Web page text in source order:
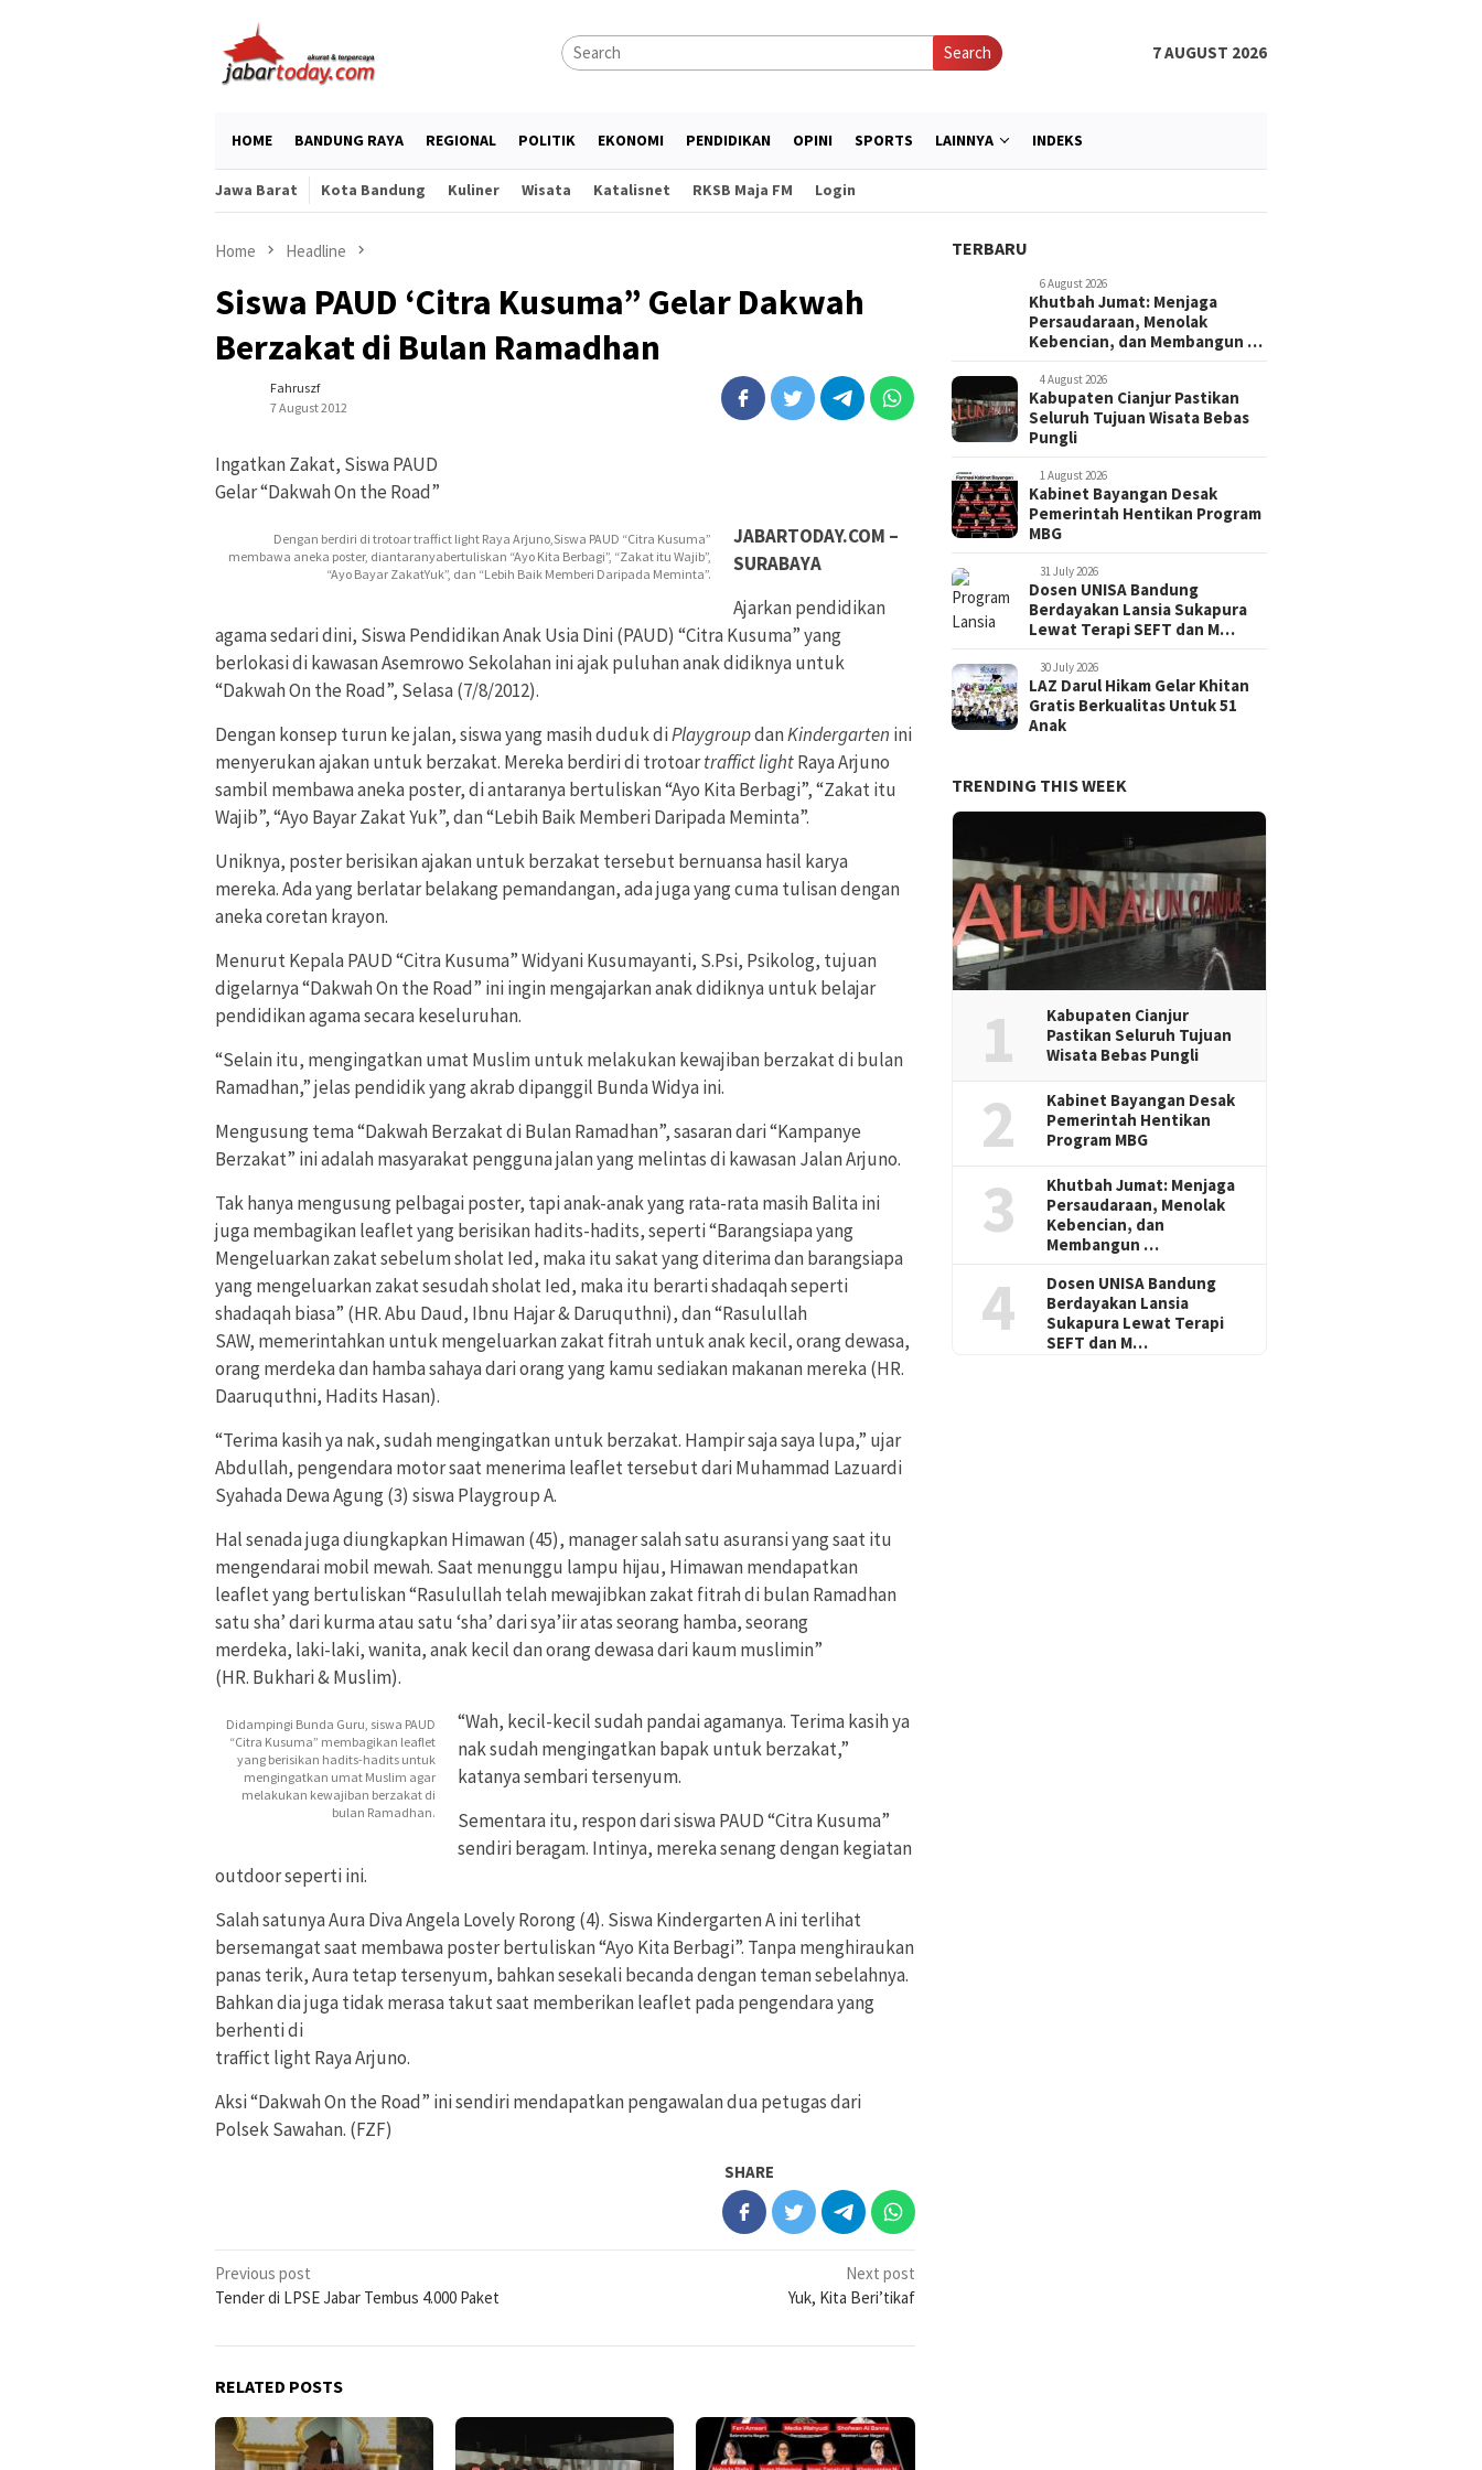
Search 7 AUGUST 2026
HOME BANDUNG RAYA REGIONAL POLITIK EKONOMI PENDIDIKAN OPINI SPORTS LAINNYA INDEKS
Jawa Barat Kota Bandung Kuliner Wisata Katalisnet RKSB Maja FM Login
Home Headline
Siswa PAUD ‘Citra Kusuma” Gelar Dakwah
Berzakat di Bulan Ramadhan
Fahruszf
7 August 2012
Ingatkan Zakat, Siswa PAUD
Gelar “Dakwah On the Road”
Dengan berdiri di trotoar traffict light Raya Arjuno,Siswa PAUD “Citra Kusuma”
membawa aneka poster, diantaranyabertuliskan “Ayo Kita Berbagi”, “Zakat itu Wajib”,
“Ayo Bayar ZakatYuk”, dan “Lebih Baik Memberi Daripada Meminta”.
JABARTODAY.COM –
SURABAYA
Ajarkan pendidikan
agama sedari dini, Siswa Pendidikan Anak Usia Dini (PAUD) “Citra Kusuma” yang
berlokasi di kawasan Asemrowo Sekolahan ini ajak puluhan anak didiknya untuk
“Dakwah On the Road”, Selasa (7/8/2012).
Dengan konsep turun ke jalan, siswa yang masih duduk diPlaygroupdanKindergarten ini
menyerukan ajakan untuk berzakat. Mereka berdiri di trotoartraffict lightRaya Arjuno
sambil membawa aneka poster, di antaranya bertuliskan “Ayo Kita Berbagi”, “Zakat itu
Wajib”, “Ayo Bayar Zakat Yuk”, dan “Lebih Baik Memberi Daripada Meminta”.
Uniknya, poster berisikan ajakan untuk berzakat tersebut bernuansa hasil karya
mereka. Ada yang berlatar belakang pemandangan, ada juga yang cuma tulisan dengan
aneka coretan krayon.
Menurut Kepala PAUD “Citra Kusuma” Widyani Kusumayanti, S.Psi, Psikolog, tujuan
digelarnya “Dakwah On the Road” ini ingin mengajarkan anak didiknya untuk belajar
pendidikan agama secara keseluruhan.
“Selain itu, mengingatkan umat Muslim untuk melakukan kewajiban berzakat di bulan
Ramadhan,” jelas pendidik yang akrab dipanggil Bunda Widya ini.
Mengusung tema “Dakwah Berzakat di Bulan Ramadhan”, sasaran dari “Kampanye
Berzakat” ini adalah masyarakat pengguna jalan yang melintas di kawasan Jalan Arjuno.
Tak hanya mengusung pelbagai poster, tapi anak-anak yang rata-rata masih Balita ini
juga membagikan leaflet yang berisikan hadits-hadits, seperti “Barangsiapa yang
Mengeluarkan zakat sebelum sholat Ied, maka itu sakat yang diterima dan barangsiapa
yang mengeluarkan zakat sesudah sholat Ied, maka itu berarti shadaqah seperti
shadaqah biasa” (HR. Abu Daud, Ibnu Hajar & Daruquthni), dan “Rasulullah
SAW, memerintahkan untuk mengeluarkan zakat fitrah untuk anak kecil, orang dewasa,
orang merdeka dan hamba sahaya dari orang yang kamu sediakan makanan mereka (HR.
Daaruquthni, Hadits Hasan).
“Terima kasih ya nak, sudah mengingatkan untuk berzakat. Hampir saja saya lupa,” ujar
Abdullah, pengendara motor saat menerima leaflet tersebut dari Muhammad Lazuardi
Syahada Dewa Agung (3) siswa Playgroup A.
Hal senada juga diungkapkan Himawan (45), manager salah satu asuransi yang saat itu
mengendarai mobil mewah. Saat menunggu lampu hijau, Himawan mendapatkan
leaflet yang bertuliskan “Rasulullah telah mewajibkan zakat fitrah di bulan Ramadhan
satu sha’ dari kurma atau satu ‘sha’ dari sya’iir atas seorang hamba, seorang
merdeka, laki-laki, wanita, anak kecil dan orang dewasa dari kaum muslimin”
(HR. Bukhari & Muslim).
Didampingi Bunda Guru, siswa PAUD
“Citra Kusuma” membagikan leaflet
yang berisikan hadits-hadits untuk
mengingatkan umat Muslim agar
melakukan kewajiban berzakat di
bulan Ramadhan.
“Wah, kecil-kecil sudah pandai agamanya. Terima kasih ya
nak sudah mengingatkan bapak untuk berzakat,”
katanya sembari tersenyum.
Sementara itu, respon dari siswa PAUD “Citra Kusuma”
sendiri beragam. Intinya, mereka senang dengan kegiatan
outdoor seperti ini.
Salah satunya Aura Diva Angela Lovely Rorong (4). Siswa Kindergarten A ini terlihat
bersemangat saat membawa poster bertuliskan “Ayo Kita Berbagi”. Tanpa menghiraukan
panas terik, Aura tetap tersenyum, bahkan sesekali becanda dengan teman sebelahnya.
Bahkan dia juga tidak merasa takut saat memberikan leaflet pada pengendara yang
berhenti di
traffict light Raya Arjuno.
Aksi “Dakwah On the Road” ini sendiri mendapatkan pengawalan dua petugas dari
Polsek Sawahan. (FZF)
SHARE
Post
navigation
Previous post
Tender di LPSE Jabar Tembus 4.000 Paket
Next post
Yuk, Kita Beri’tikaf
RELATED POSTS
TERBARU
6 August 2026
Khutbah Jumat: Menjaga
Persaudaraan, Menolak
Kebencian, dan Membangun …
4 August 2026
Kabupaten Cianjur Pastikan
Seluruh Tujuan Wisata Bebas
Pungli
1 August 2026
Kabinet Bayangan Desak
Pemerintah Hentikan Program
MBG
31 July 2026
Dosen UNISA Bandung
Berdayakan Lansia Sukapura
Lewat Terapi SEFT dan M…
30 July 2026
LAZ Darul Hikam Gelar Khitan
Gratis Berkualitas Untuk 51
Anak
TRENDING THIS WEEK
1
Kabupaten Cianjur
Pastikan Seluruh Tujuan
Wisata Bebas Pungli
2
Kabinet Bayangan Desak
Pemerintah Hentikan
Program MBG
3
Khutbah Jumat: Menjaga
Persaudaraan, Menolak
Kebencian, dan
Membangun …
4
Dosen UNISA Bandung
Berdayakan Lansia
Sukapura Lewat Terapi
SEFT dan M…